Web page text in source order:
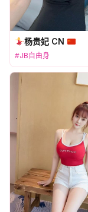
杨贵妃 CN
#JB自由身